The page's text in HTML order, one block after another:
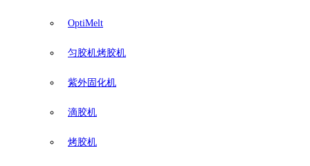
OptiMelt
匀胶机烤胶机
紫外固化机
滴胶机
烤胶机